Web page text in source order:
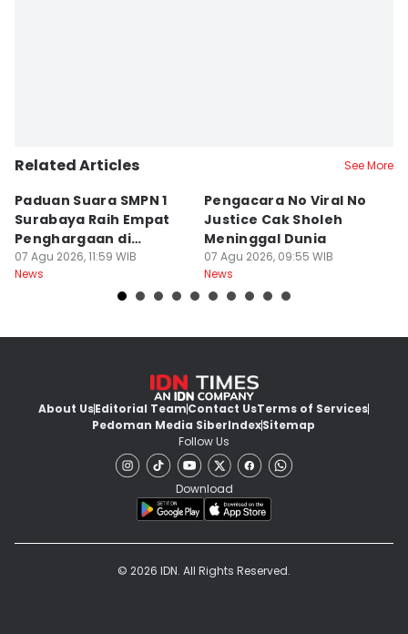
Related Articles See More
Paduan Suara SMPN 1
Surabaya Raih Empat
Penghargaan di
Thailand
07 Agu 2026, 11:59 WIB
News
Pengacara No Viral No
Justice Cak Sholeh
Meninggal Dunia
07 Agu 2026, 09:55 WIB
News
About UsEditorial TeamContact UsTerms of Services
Pedoman Media SiberIndexSitemap
Follow Us
Download
© 2026 IDN. All Rights Reserved.